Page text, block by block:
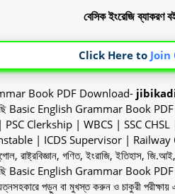
বেসিক ইংরেজি
Click Here to Join
Book PDF Download-
Basic English Grammar Book PDF
Clerkship | WBCS | SSC
| ICDS Supervisor | Railway
ভূগোল, রাষ্ট্রবিজ্ঞান, গণিত, ইংরাজি, ইতিহাস,
Basic English Grammar Book
পড়ুন বা মুখস্ত করুন ও চাকুরী পরীক্ষায়